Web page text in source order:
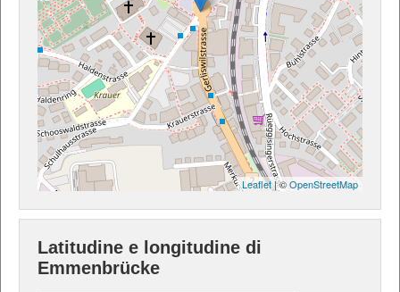
Leaflet| ©OpenStreetMap
Latitudine e longitudine di
Emmenbrücke